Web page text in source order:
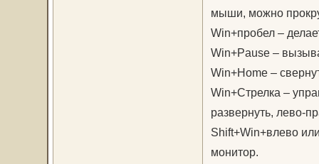
мыши, можно
Win+пробел –
Win+Pause –
Win+Home –
Win+Стрелка –
развернуть, лево-
Shift+Win+влево
монитор.